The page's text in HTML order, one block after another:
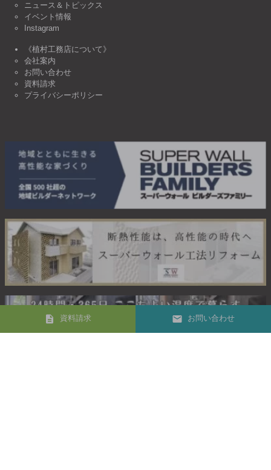
ニュース＆トピックス
イベント情報
Instagram
《植村工務店について》
会社案内
お問い合わせ
資料請求
プライバシーポリシー
資料請求 お問い合わせ